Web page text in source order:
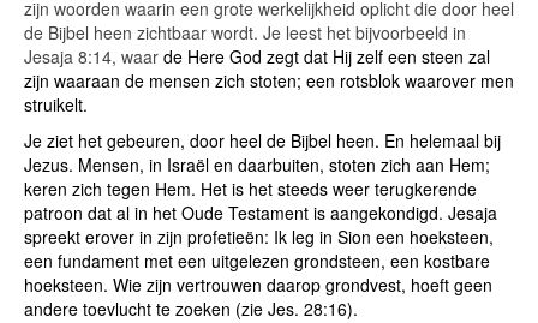
zijn woorden waarin een grote werkelijkheid oplicht die door heel
de Bijbel heen zichtbaar wordt. Je leest het bijvoorbeeld in
Jesaja 8:14, waar de Here God zegt dat Hij zelf een steen zal
zijn waaraan de mensen zich stoten; een rotsblok waarover men
struikelt.
Je ziet het gebeuren, door heel de Bijbel heen. En helemaal bij
Jezus. Mensen, in Israël en daarbuiten, stoten zich aan Hem;
keren zich tegen Hem. Het is het steeds weer terugkerende
patroon dat al in het Oude Testament is aangekondigd. Jesaja
spreekt erover in zijn profetieën: Ik leg in Sion een hoeksteen,
een fundament met een uitgelezen grondsteen, een kostbare
hoeksteen. Wie zijn vertrouwen daarop grondvest, hoeft geen
andere toevlucht te zoeken (zie Jes. 28:16).